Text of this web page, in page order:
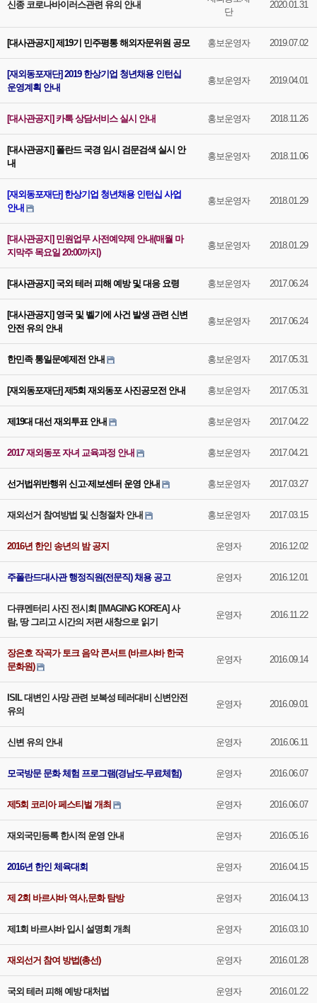
신종 코로나바이러스관련 유의 안내
단
2020.01.31
[대사관공지] 제19기 민주평통 해외자문위원 공모 홍보운영자 2019.07.02
[재외동포재단] 2019 한상기업 청년채용 인턴십
운영계획 안내
홍보운영자 2019.04.01
[대사관공지] 카톡 상담서비스 실시 안내 홍보운영자 2018.11.26
[대사관공지] 폴란드 국경 임시 검문검색 실시 안
내
홍보운영자 2018.11.06
[재외동포재단] 한상기업 청년채용 인턴십 사업
안내
홍보운영자 2018.01.29
[대사관공지] 민원업무 사전예약제 안내(매월 마
지막주 목요일 20:00까지)
홍보운영자 2018.01.29
[대사관공지] 국외 테러 피해 예방 및 대응 요령 홍보운영자 2017.06.24
[대사관공지] 영국 및 벨기에 사건 발생 관련 신변
안전 유의 안내
홍보운영자 2017.06.24
한민족 통일문예제전 안내 홍보운영자 2017.05.31
[재외동포재단] 제5회 재외동포 사진공모전 안내 홍보운영자 2017.05.31
제19대 대선 재외투표 안내 홍보운영자 2017.04.22
2017 재외동포 자녀 교육과정 안내 홍보운영자 2017.04.21
선거법위반행위 신고·제보센터 운영 안내 홍보운영자 2017.03.27
재외선거 참여방법 및 신청절차 안내 홍보운영자 2017.03.15
2016년 한인 송년의 밤 공지 운영자 2016.12.02
주폴란드대사관 행정직원(전문직) 채용 공고 운영자 2016.12.01
다큐멘터리 사진 전시회 [IMAGING KOREA] 사
람, 땅 그리고 시간의 저편 새창으로 읽기
운영자 2016.11.22
장은호 작곡가 토크 음악 콘서트 (바르샤바 한국
문화원)
운영자 2016.09.14
ISIL 대변인 사망 관련 보복성 테러대비 신변안전
유의
운영자 2016.09.01
신변 유의 안내 운영자 2016.06.11
모국방문 문화 체험 프로그램(경남도-무료체험) 운영자 2016.06.07
제5회 코리아 페스티벌 개최 운영자 2016.06.07
재외국민등록 한시적 운영 안내 운영자 2016.05.16
2016년 한인 체육대회 운영자 2016.04.15
제 2회 바르샤바 역사,문화 탐방 운영자 2016.04.13
제1회 바르샤바 입시 설명회 개최 운영자 2016.03.10
재외선거 참여 방법(총선) 운영자 2016.01.28
국외 테러 피해 예방 대처법 운영자 2016.01.22